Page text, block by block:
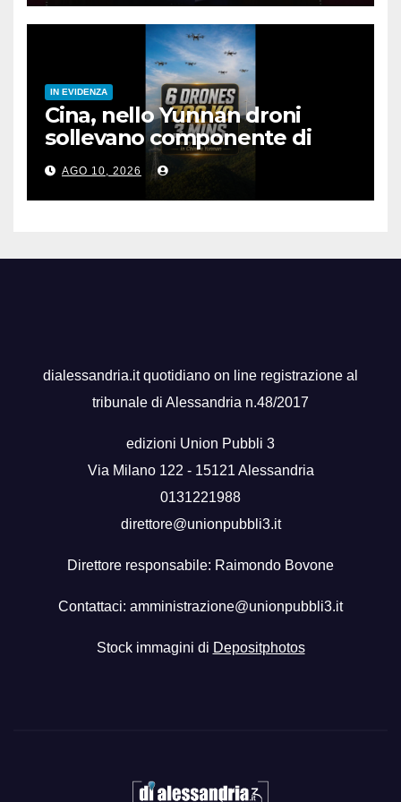
IN EVIDENZA
Cina, nello Yunnan droni
sollevano componente di
rete elettrica da 780 kg
AGO 10, 2026
dialessandria.it quotidiano on line registrazione al
tribunale di Alessandria n.48/2017
edizioni Union Pubbli 3
Via Milano 122 - 15121 Alessandria
0131221988
direttore@unionpubbli3.it
Direttore responsabile: Raimondo Bovone
Contattaci: amministrazione@unionpubbli3.it
Stock immagini di Depositphotos